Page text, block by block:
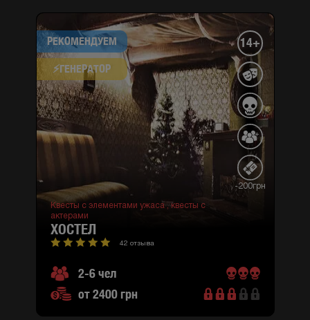
РЕКОМЕНДУЕМ
⚡​ГЕНЕРАТОР
14+
-200грн
Квесты с элементами ужаса ,квесты с
актерами
ХОСТЕЛ
42 отзыва
2-6 чел
от 2400 грн